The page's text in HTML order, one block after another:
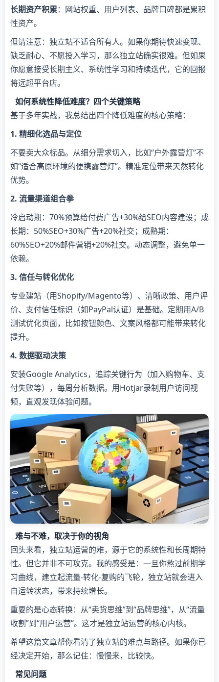
​长期资产积累​​：网站权重、用户列表、品牌口碑都是累积
性资产。
但请注意：独立站不适合所有人。如果你期待快速变现、
缺乏耐心、不愿投入学习，那么独立站确实很难。但如果
你愿意接受长期主义、系统性学习和持续迭代，它的回报
将远超平台店。
如何系统性降低难度？四个关键策略
基于多年实战，我总结出四个降低难度的核心策略：
​1. 精细化选品与定位​
不要卖大众标品。从细分需求切入，比如“户外露营灯”不
如“适合高原环境的便携露营灯”。精准定位带来天然转化
优势。
​2. 流量渠道组合拳​
冷启动期：70%预算给付费广告+30%给SEO内容建设；成
长期：50%SEO+30%广告+20%社交；成熟期：
60%SEO+20%邮件营销+20%社交。动态调整，避免单一
依赖。
​3. 信任与转化优化​
专业建站（用Shopify/Magento等）、清晰政策、用户评
价、支付信任标识（如PayPal认证）是基础。定期用A/B
测试优化页面，比如按钮颜色、文案风格都可能带来转化
提升。
​4. 数据驱动决策​
安装Google Analytics，追踪关键行为（加入购物车、支
付失败等），每周分析数据。用Hotjar录制用户访问视
频，直观发现体验问题。
难与不难，取决于你的视角
回头来看，独立站运营的难，源于它的系统性和长周期特
性。但它并非不可攻克。我的感受是：一旦你熬过前期学
习曲线，建立起流量-转化-复购的飞轮，独立站就会进入
自运转状态，带来持续增长。
重要的是心态转换：从“卖货思维”到“品牌思维”，从“流量
收割”到“用户运营”。这才是独立站运营的核心内核。
希望这篇文章帮你看清了独立站的难点与路径。如果你已
经决定开始，那么记住：慢慢来，比较快。
常见问题